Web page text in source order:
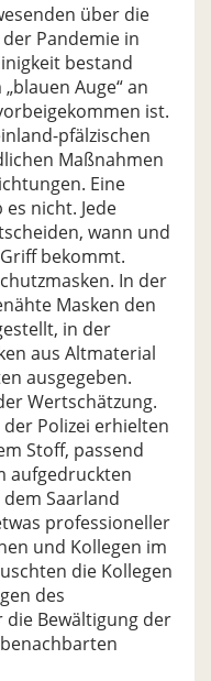
über die
Pandemie in
bestand
Auge“ an
ist.
pfälzischen
Maßnahmen
Eine
nicht. Jede
wann und
bekommt.
In der
Masken den
in der
aus Altmaterial
ausgegeben.
Wertschätzung.
Polizei erhielten
Stoff, passend
aufgedruckten
Saarland
professioneller
und Kollegen im
die Kollegen
des
Bewältigung der